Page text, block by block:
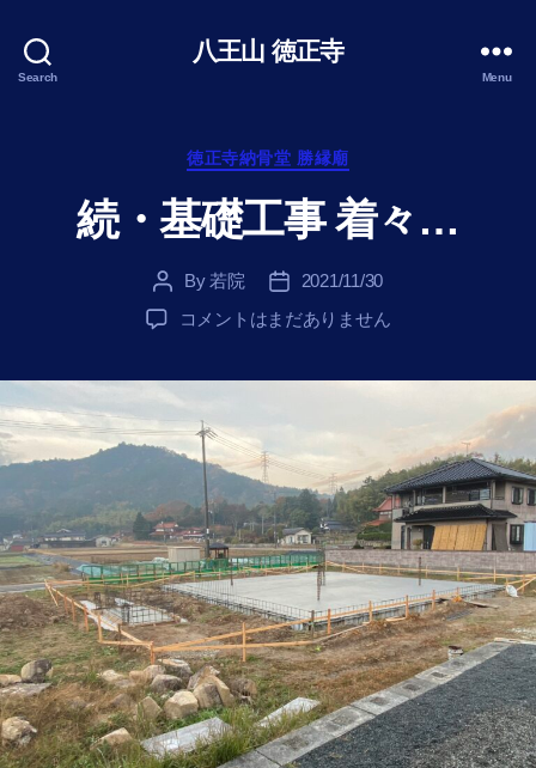
Search
八王山 徳正寺
Menu
Categories
徳正寺納骨堂 勝縁廟
続・基礎工事 着々…
Post
author
By 若院
Post
date
2021/11/30
続・
事
着々
へ
の
コメントはまだありません